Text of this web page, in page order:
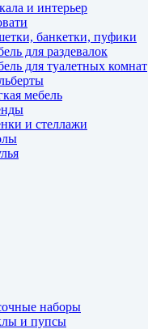
и интерьер
банкетки, пуфики
для раздевалок
для туалетных комнат
мебель
и стеллажи
наборы
и пупсы